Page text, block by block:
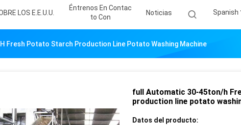
LOS E.E.U.U.
Éntrenos En Contac
To Con
Noticias Spanish
Fresh Potato Starch Production Line Potato Washing Machine
full Automatic 30-45ton/h
production line potato
Datos del producto: